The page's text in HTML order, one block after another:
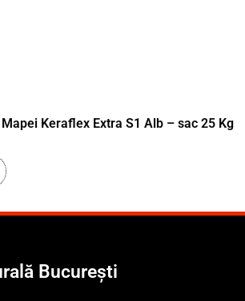
Keraflex Extra S1 Alb – sac 25 Kg
București